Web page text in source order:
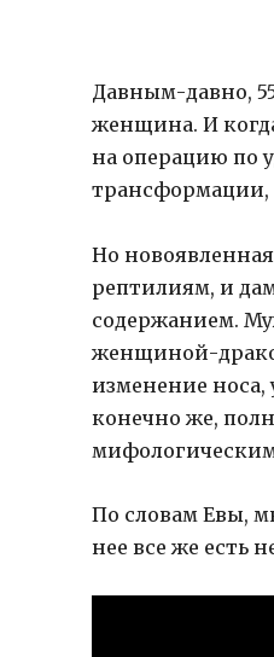
Давным-давно,
женщина. И
на операцию по
трансформации,
Но новоявленная
рептилиям, и
содержанием.
женщиной-
изменение
конечно же,
По словам Евы,
нее все же есть